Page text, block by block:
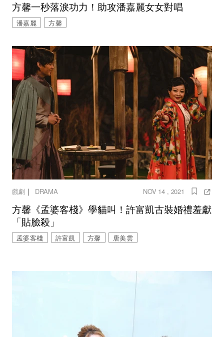
方馨一秒落淚功力！助攻潘嘉麗女女對唱
潘嘉麗 方馨
戲劇｜ DRAMA NOV 14 , 2021
方馨《孟婆客棧》學貓叫！許富凱古裝婚禮羞獻
「貼臉殺」
孟婆客棧 許富凱 方馨 唐美雲